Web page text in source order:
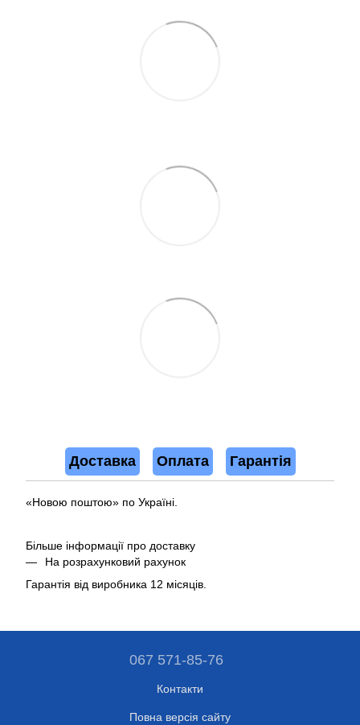
Доставка Оплата Гарантія
«Новою поштою» по Україні.
Більше інформації про доставку
На розрахунковий рахунок
Гарантія від виробника 12 місяців.
067 571-85-76
Контакти
Повна версія сайту